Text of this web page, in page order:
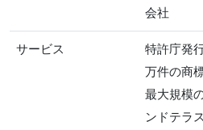
会社
サービス
特許庁発
万件の商
最大規模
ンドテラ